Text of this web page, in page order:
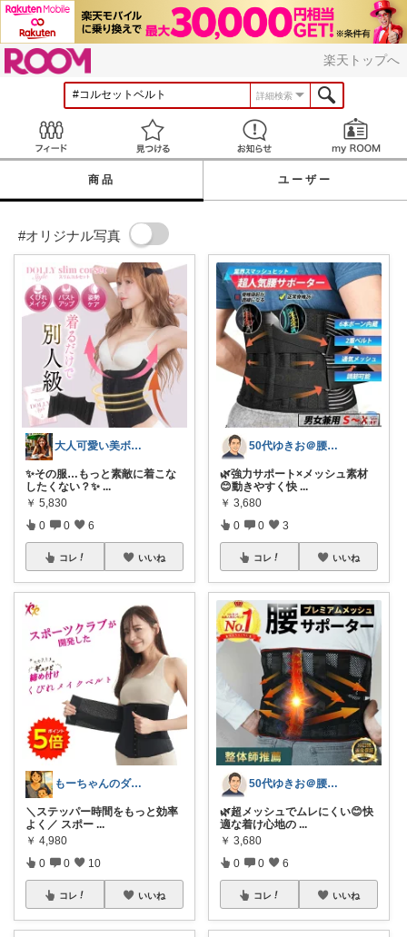
楽天トップへ
詳細検索
見つける お知らせ
商品 ユーザー
#オリジナル写真
大人可愛い美ボディ研究所Premium
✨その服…もっと素敵に着こな
したくない？✨ ...
￥ 5,830
0 0 6
コレ いいね
もーちゃんのダイエットROOM
＼ステッパー時間をもっと効率
よく／ スポー ...
￥ 4,980
0 0 10
コレ いいね
50代ゆきお＠腰痛対策・改善グッズ
🌿強力サポート×メッシュ素材
😊動きやすく快 ...
￥ 3,680
0 0 3
コレ いいね
50代ゆきお＠腰痛対策・改善グッズ
🌿超メッシュでムレにくい😊快
適な着け心地の ...
￥ 3,680
0 0 6
コレ いいね